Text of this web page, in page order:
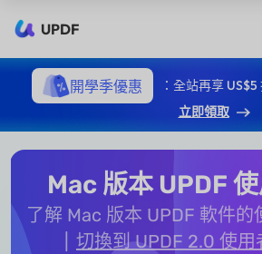
UPDF
開學季優惠
：全站再享 US$5
立即領取
Mac 版本 UPDF
了解 Mac 版本 UPDF 軟件的
切換到 UPDF 2.0 使用